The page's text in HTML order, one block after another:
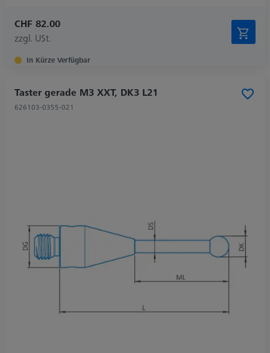
CHF 82.00
zzgl. USt.
In Kürze Verfügbar
Taster gerade M3 XXT, DK3 L21
626103-0355-021